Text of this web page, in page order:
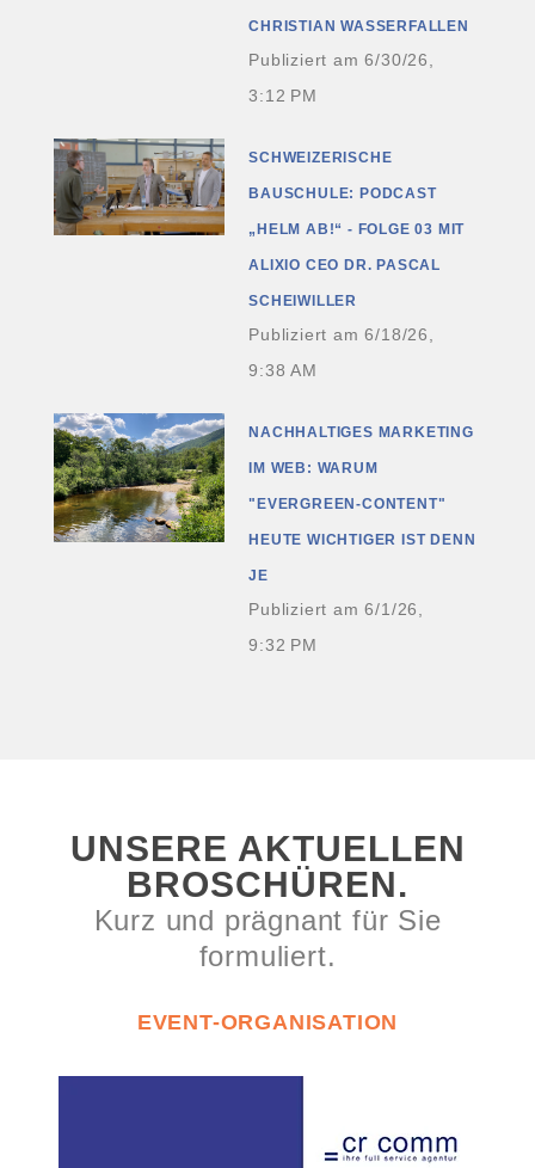
CHRISTIAN WASSERFALLEN
Publiziert am 6/30/26,
3:12 PM
SCHWEIZERISCHE
BAUSCHULE: PODCAST
„HELM AB!“ - FOLGE 03 MIT
ALIXIO CEO DR. PASCAL
SCHEIWILLER
Publiziert am 6/18/26,
9:38 AM
NACHHALTIGES MARKETING
IM WEB: WARUM
"EVERGREEN-CONTENT"
HEUTE WICHTIGER IST DENN
JE
Publiziert am 6/1/26,
9:32 PM
UNSERE AKTUELLEN
BROSCHÜREN.
Kurz und prägnant für Sie
formuliert.
EVENT-ORGANISATION